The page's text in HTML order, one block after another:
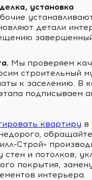
установка
детали
Мы проверяем
строительный
к заселению. В
подписываем
квартиру в
Строй»
стен и потолков,
покрытия,
интерьера.